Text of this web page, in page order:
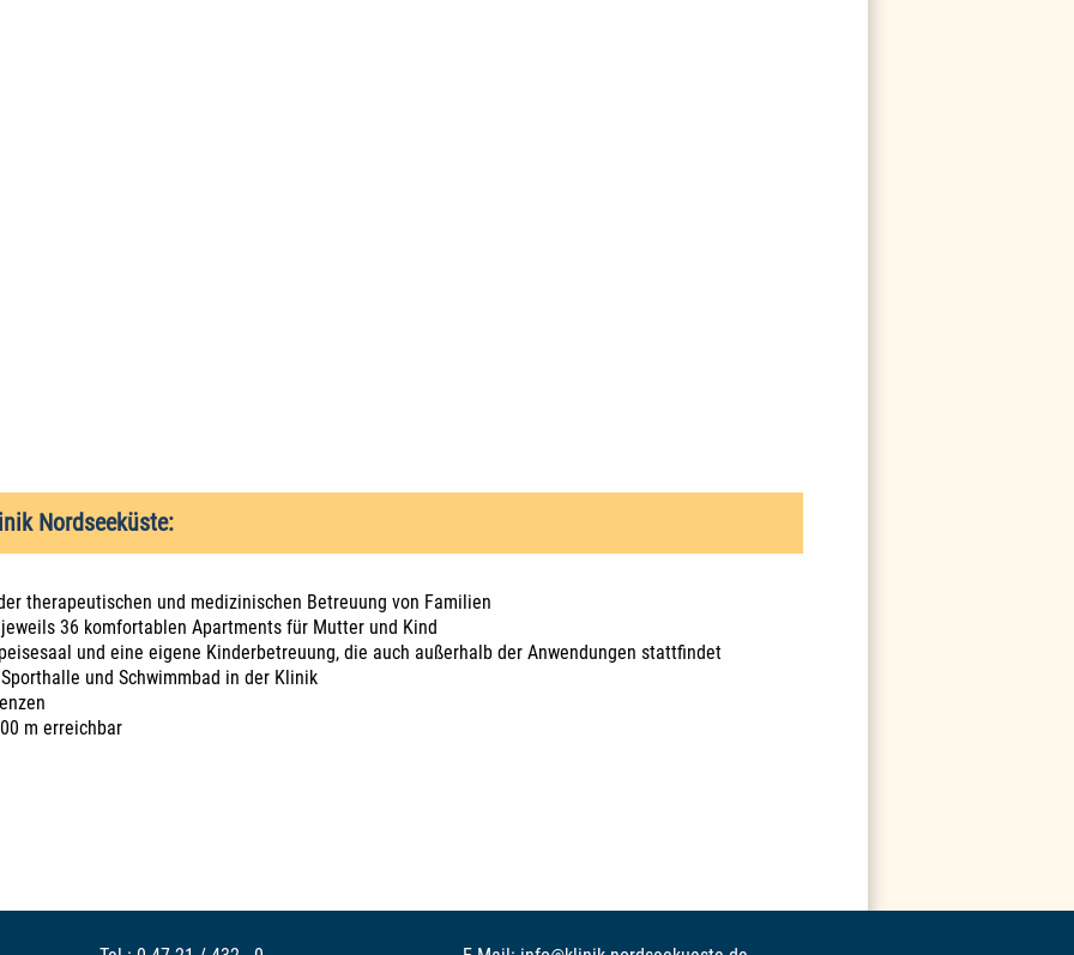
Nordseeküste:
therapeutischen und medizinischen Betreuung von Familien
36 komfortablen Apartments für Mutter und Kind
und eine eigene Kinderbetreuung, die auch außerhalb der Anwendungen stattfindet
und Schwimmbad in der Klinik
m erreichbar